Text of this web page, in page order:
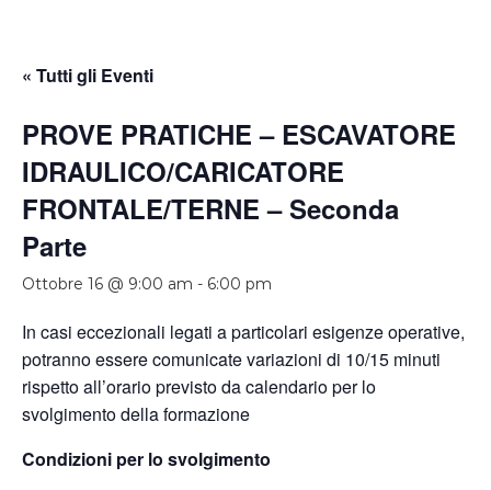
« Tutti gli Eventi
PROVE PRATICHE – ESCAVATORE
IDRAULICO/CARICATORE
FRONTALE/TERNE – Seconda
Parte
Ottobre 16 @ 9:00 am - 6:00 pm
In casi eccezionali legati a particolari esigenze operative,
potranno essere comunicate variazioni di 10/15 minuti
rispetto all’orario previsto da calendario per lo
svolgimento della formazione
Condizioni per lo svolgimento